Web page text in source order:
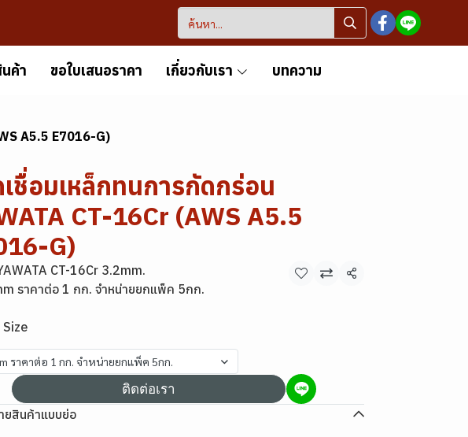
ค้า ขอใบเสนอราคา เกี่ยวกับเรา บทความ
A5.5 E7016-G)
ชื่อมเหล็กทนการกัดกร่อน
CT-16Cr (AWS A5.5
G)
CT-16Cr 3.2mm.
ราคาต่อ 1 กก. จำหน่ายยกแพ็ค 5กก.
แชร์
ราคาต่อ 1 กก. จำหน่ายยกแพ็ค 5กก.
ติดต่อเรา
ยสินค้าแบบย่อ